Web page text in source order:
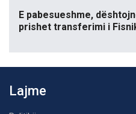
E pabesueshme,
prishet transferimi i
Lajme